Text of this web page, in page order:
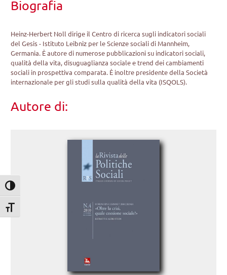
Attiva/disattiva alto contrasto
Attiva/disattiva dimensione testo
Biografia
Heinz-Herbert Noll dirige il Centro di ricerca sugli indicatori sociali
del Gesis - Istituto Leibniz per le Scienze sociali di Mannheim,
Germania. È autore di numerose pubblicazioni su indicatori sociali,
qualità della vita, disuguaglianza sociale e trend dei cambiamenti
sociali in prospettiva comparata. È inoltre presidente della Società
internazionale per gli studi sulla qualità della vita (ISQOLS).
Autore di: